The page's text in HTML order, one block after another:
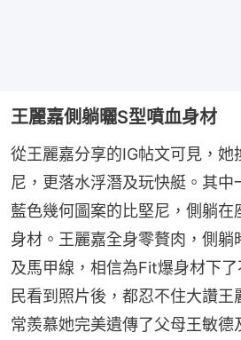
王麗嘉側躺曬S型噴血身材
從王麗嘉分享的IG帖文可見，她
尼，更落水浮潛及玩快艇。其中
藍色幾何圖案的比堅尼，側躺在
身材。王麗嘉全身零贅肉，側躺
及馬甲線，相信為Fit爆身材下
民看到照片後，都忍不住大讚
常羨慕她完美遺傳了父母王敏德